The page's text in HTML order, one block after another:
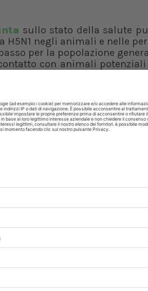
sullo stato della salute
negli animali e nelle
per la popolazione
con animali
a verificarsi; ad oggi,
all’esposizione ad
infezioni sulla salute
potrebbe però
virologiche.
autorità nazionali di:
in particolare tra le
in particolare
associati al GISRS;
professionali utilizzando
l’esposizione
umani sospetti e
interumana;
meglio l’esposizione e il
caseari.